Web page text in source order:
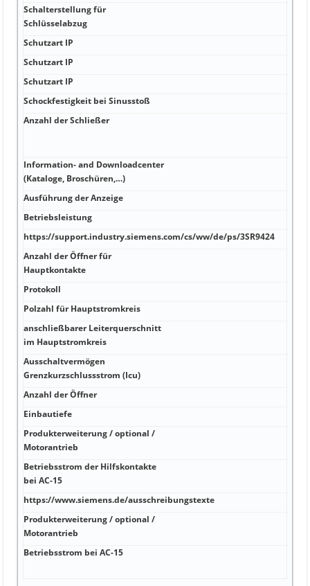
Schalterstellung für
Schlüsselabzug
Schutzart IP
Schutzart IP
Schutzart IP
Schockfestigkeit bei Sinusstoß
Anzahl der Schließer
Information- and Downloadcenter
(Kataloge, Broschüren,…)
Ausführung der Anzeige
Betriebsleistung
https://support.industry.siemens.com/cs/ww/de/ps/3SR9424
Anzahl der Öffner für
Hauptkontakte
Protokoll
Polzahl für Hauptstromkreis
anschließbarer Leiterquerschnitt
im Hauptstromkreis
Ausschaltvermögen
Grenzkurzschlussstrom (Icu)
Anzahl der Öffner
Einbautiefe
Produkterweiterung / optional /
Motorantrieb
Betriebsstrom der Hilfskontakte
bei AC-15
https://www.siemens.de/ausschreibungstexte
Produkterweiterung / optional /
Motorantrieb
Betriebsstrom bei AC-15